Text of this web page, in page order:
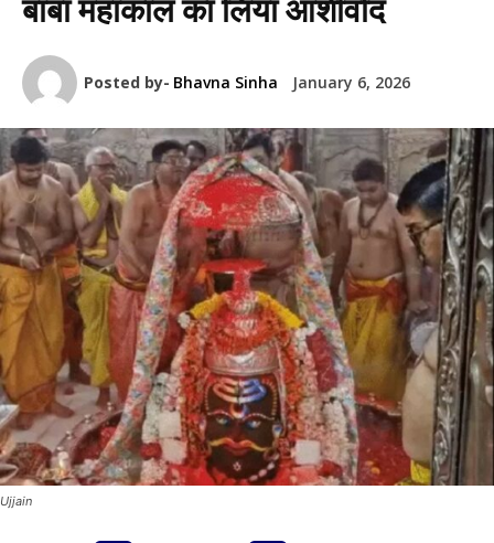
बाबा महाकाल का लिया आशीर्वाद
Posted by- Bhavna Sinha January 6, 2026
Ujjain